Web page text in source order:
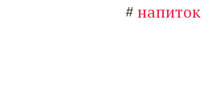
#напиток